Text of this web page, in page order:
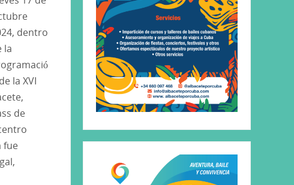
dentro
la
la XVI
de
fue